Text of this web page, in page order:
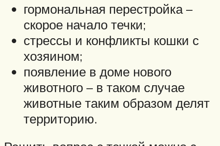
гормональная перестройка –
скорое начало течки;
стрессы и конфликты кошки с
хозяином;
появление в доме нового
животного – в таком случае
животные таким образом делят
территорию.